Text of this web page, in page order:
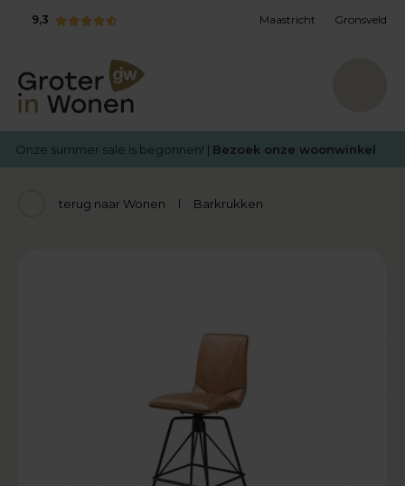
9,3 Maastricht Gronsveld
Onze summer sale is begonnen! | Bezoek onze woonwinkel
terug naar Wonen Barkrukken